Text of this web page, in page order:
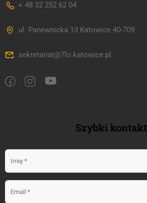
+ 48 32 252 62 04
ul. Panewnicka 13 Katowice 40-709
sekretariat@7lo.katowice.pl
Szybki kontakt